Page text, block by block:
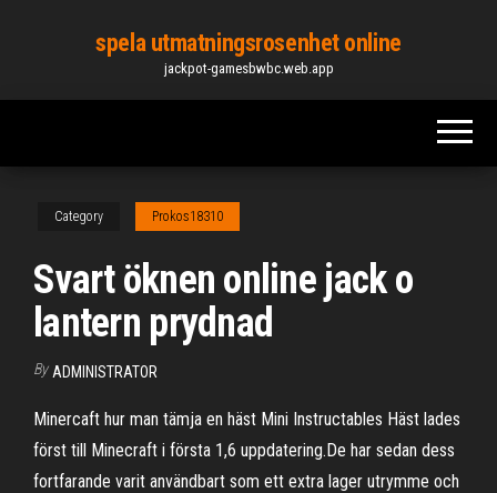
content
spela utmatningsrosenhet online
jackpot-gamesbwbc.web.app
Category Prokos18310
Svart öknen online jack o
lantern prydnad
By ADMINISTRATOR
Minercaft hur man tämja en häst Mini Instructables Häst lades
först till Minecraft i första 1,6 uppdatering.De har sedan dess
fortfarande varit användbart som ett extra lager utrymme och